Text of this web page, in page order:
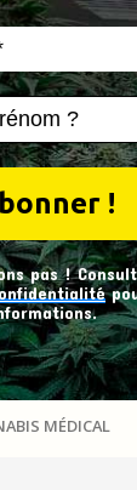
pas !
MÉDICAL